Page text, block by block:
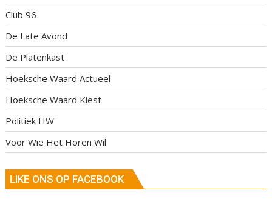
Club 96
De Late Avond
De Platenkast
Hoeksche Waard Actueel
Hoeksche Waard Kiest
Politiek HW
Voor Wie Het Horen Wil
LIKE ONS OP FACEBOOK